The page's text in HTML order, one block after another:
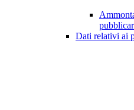
Dati relativi ai